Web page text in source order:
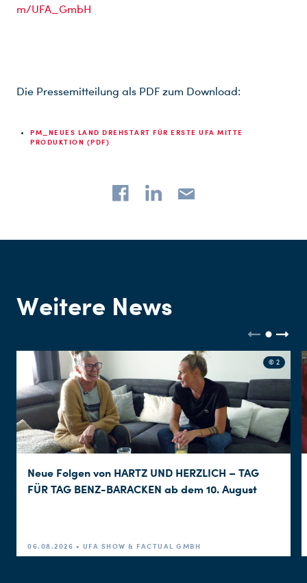
m/UFA_GmbH
Die Pressemitteilung als PDF zum Download:
PM_NEUES LAND DREHSTART FÜR ERSTE UFA MITTE
PRODUKTION (PDF)
Weitere News
© 2
Neue Folgen von HARTZ UND HERZLICH – TAG
FÜR TAG BENZ-BARACKEN ab dem 10. August
06.08.2026 • UFA SHOW & FACTUAL GMBH